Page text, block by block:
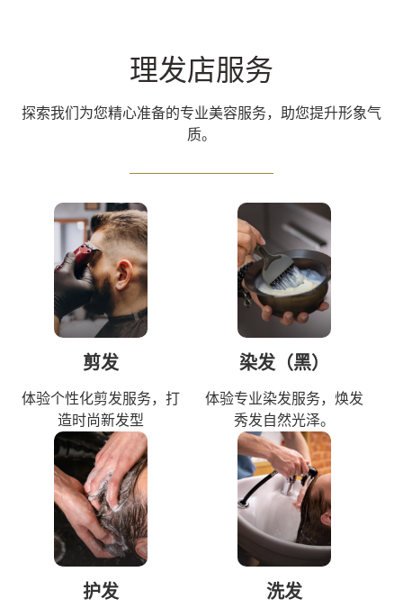
理发店服务
探索我们为您精心准备的专业美容服务，助您提升形象气
质。
剪发
体验个性化剪发服务，打
造时尚新发型
染发（黑）
体验专业染发服务，焕发
秀发自然光泽。
护发 洗发